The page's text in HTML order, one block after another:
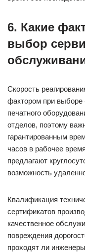
6. Какие
выбор
Скорость
фактором при выборе
печатного
отделов, поэтому
гарантированным
часов в рабочее
предлагают
возможность
Квалификация
сертификатов
качественное
повреждения
проходят ли